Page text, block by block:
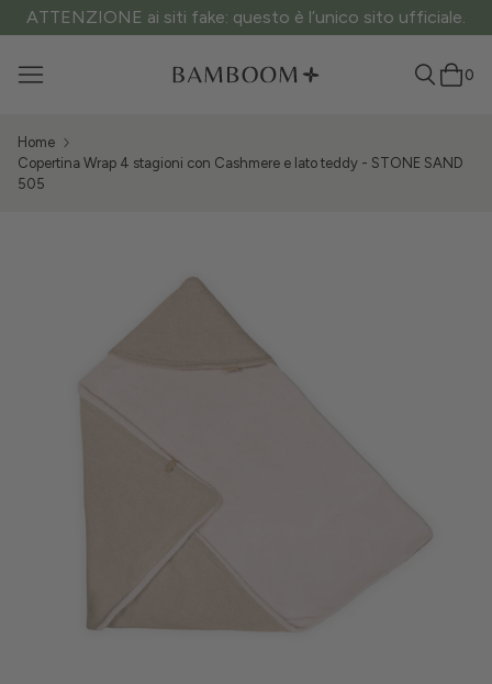
ATTENZIONE ai siti fake: questo è l’unico sito ufficiale.
0
Home
Copertina Wrap 4 stagioni con Cashmere e lato teddy - STONE SAND
505